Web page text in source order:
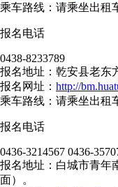
乘车路线：请乘坐出租
报名电话
0438-8233789
报名地址：乾安县老东
报名网址： http://
乘车路线：请乘坐出租
报名电话
0436-3214567 0436-
报名地址：白城市青年
面）。